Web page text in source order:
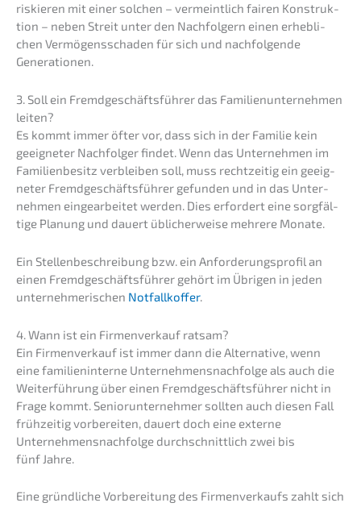
riskie­ren mit einer solchen – vermeint­lich fairen Konstruk­
ti­on – neben Streit unter den Nachfol­gern einen erheb­li­
chen Vermö­gens­scha­den für sich und nachfol­gen­de
Generationen.
3. Soll ein Fremd­ge­schäfts­füh­rer das Famili­en­un­ter­neh­men
leiten?
Es kommt immer öfter vor, dass sich in der Familie kein
geeig­ne­ter Nachfol­ger findet. Wenn das Unter­neh­men im
Famili­en­be­sitz verblei­ben soll, muss recht­zei­tig ein geeig­
ne­ter Fremd­ge­schäfts­füh­rer gefun­den und in das Unter­
neh­men einge­ar­bei­tet werden. Dies erfor­dert eine sorgfäl­
ti­ge Planung und dauert üblicher­wei­se mehre­re Monate.
Ein Stellen­be­schrei­bung bzw. ein Anfor­de­rungs­pro­fil an
einen Fremd­ge­schäfts­füh­rer gehört im Übrigen in jeden
unter­neh­me­ri­schen Notfall­kof­fer.
4. Wann ist ein Firmen­ver­kauf ratsam?
Ein Firmen­ver­kauf ist immer dann die Alter­na­ti­ve, wenn
eine famili­en­in­ter­ne Unternehmens­nachfolge als auch die
Weiter­füh­rung über einen Fremd­ge­schäfts­füh­rer nicht in
Frage kommt. Senior­un­ter­neh­mer sollten auch diesen Fall
frühzei­tig vorbe­rei­ten, dauert doch eine exter­ne
Unternehmens­nachfolge durch­schnitt­lich zwei bis
fünf Jahre.
Eine gründ­li­che Vorbe­rei­tung des Firmen­ver­kaufs zahlt sich